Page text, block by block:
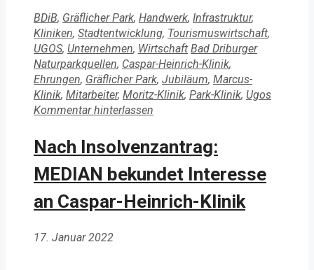
Kategorien
BDiB, Gräflicher Park, Handwerk, Infrastruktur,
Kliniken, Stadtentwicklung, Tourismuswirtschaft,
UGOS, Unternehmen, Wirtschaft Schlagwörter
Bad Driburger
Naturparkquellen, Caspar-Heinrich-Klinik,
Ehrungen, Gräflicher Park, Jubiläum, Marcus-
Klinik, Mitarbeiter, Moritz-Klinik, Park-Klinik, Ugos
Kommentar hinterlassen
Nach Insolvenzantrag:
MEDIAN bekundet Interesse
an Caspar-Heinrich-Klinik
17. Januar 2022